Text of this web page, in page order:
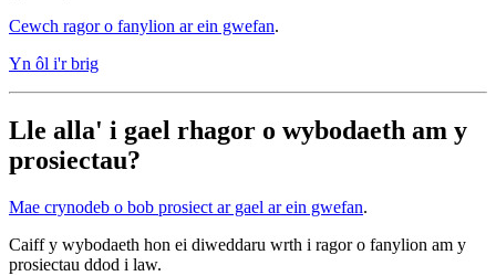
Cewch ragor o fanylion ar ein gwefan.
Yn ôl i'r brig
Lle alla' i gael rhagor o wybodaeth am y
prosiectau?
Mae crynodeb o bob prosiect ar gael ar ein gwefan.
Caiff y wybodaeth hon ei diweddaru wrth i ragor o fanylion am y
prosiectau ddod i law.